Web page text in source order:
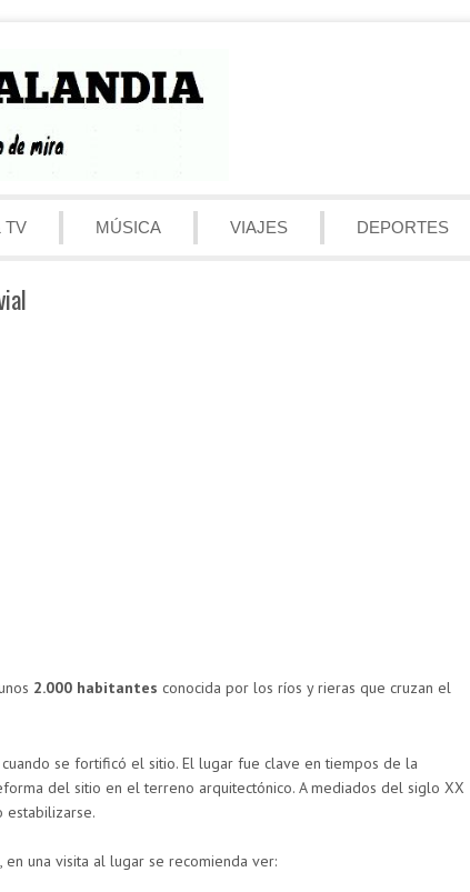
TV MÚSICA VIAJES DEPORTES
2.000 habitantes conocida por los ríos y rieras que cruzan el
se fortificó el sitio. El lugar fue clave en tiempos de la
del sitio en el terreno arquitectónico. A mediados del siglo XX
estabilizarse.
una visita al lugar se recomienda ver: